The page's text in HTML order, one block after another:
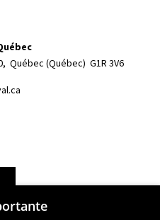
Québec (Québec)  G1R 3V6